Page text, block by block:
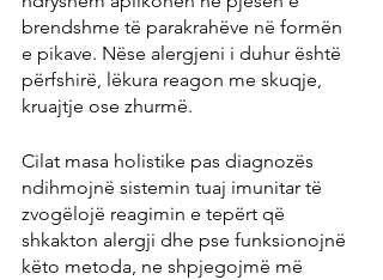
brendshme të parakrahëve në formën
e pikave. Nëse alergjeni i duhur është
përfshirë, lëkura reagon me skuqje,
kruajtje ose zhurmë.
Cilat masa holistike pas diagnozës
ndihmojnë sistemin tuaj imunitar të
zvogëlojë reagimin e tepërt që
shkakton alergji dhe pse funksionojnë
këto metoda, ne shpjegojmë më